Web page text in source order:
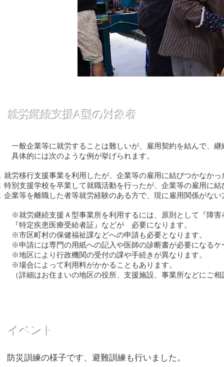
就労継続支援A型の対象者​
一般企業等に就労することは難しいが、雇用契約を結んで、
具体的には次のような例が挙げられます。
就労移行支援事業を利用したが、企業等の雇用に結びつかなかっ
特別支援学校を卒業して就職活動を行ったが、企業等の雇用に
企業等を離職した者等就労経験のある方で、現に雇用関係がない
※就労継続支援Ａ型事業所を利用するには、原則として『障
『特定疾患医療受給者証』などが 必要になります。
※市区町村の保健福祉課などへの申請も必要となります。
※申請には専門の用紙への記入や医師の診断書が必要になるケ
※地区により行政機関の受付の課や手続きが異なります。
※場合によって利用料がかかることもあります。
（詳細はお住まいの地区の役所、支援施設、事業所などにご相
​イベント
​防災訓練の様子です、避難訓練も行いました。